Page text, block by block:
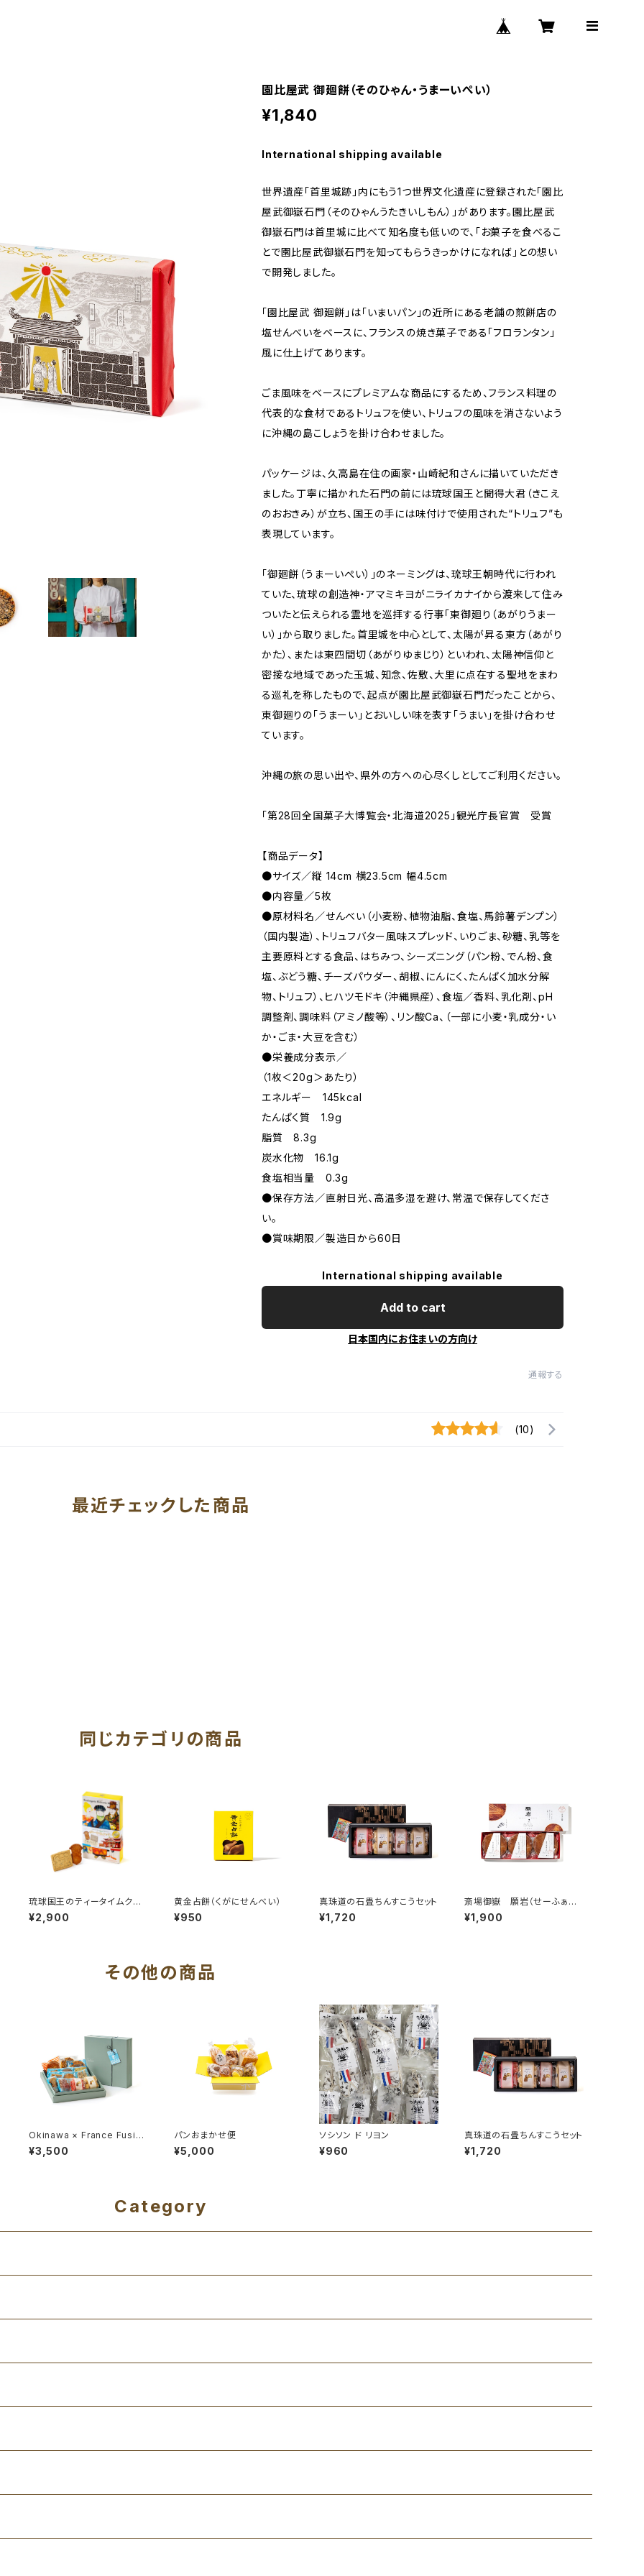
園比屋武 御廻餅（そのひゃん・うまーいぺい）
¥1,840
International shipping available
世界遺産「首里城跡」内にもう1つ世界文化遺産に登録された「園比
屋武御嶽石門（そのひゃんうたきいしもん）」があります。園比屋武
御嶽石門は首里城に比べて知名度も低いので、「お菓子を食べるこ
とで園比屋武御嶽石門を知ってもらうきっかけになれば」との想い
で開発しました。
「園比屋武 御廻餅」は「いまいパン」の近所にある老舗の煎餅店の
塩せんべいをベースに、フランスの焼き菓子である「フロランタン」
風に仕上げてあります。
ごま風味をベースにプレミアムな商品にするため、フランス料理の
代表的な食材であるトリュフを使い、トリュフの風味を消さないよう
に沖縄の島こしょうを掛け合わせました。
パッケージは、久高島在住の画家・山崎紀和さんに描いていただき
ました。丁寧に描かれた石門の前には琉球国王と聞得大君（きこえ
のおおきみ）が立ち、国王の手には味付けで使用された“トリュフ”も
表現しています。
「御廻餅（うまーいぺい）」のネーミングは、琉球王朝時代に行われ
ていた、琉球の創造神・アマミキヨがニライカナイから渡来して住み
ついたと伝えられる霊地を巡拝する行事「東御廻り（あがりうまー
い）」から取りました。首里城を中心として、太陽が昇る東方（あがり
かた）、または東四間切（あがりゆまじり）といわれ、太陽神信仰と
密接な地域であった玉城、知念、佐敷、大里に点在する聖地をまわ
る巡礼を称したもので、起点が園比屋武御嶽石門だったことから、
東御廻りの「うまーい」とおいしい味を表す「うまい」を掛け合わせ
ています。
沖縄の旅の思い出や、県外の方への心尽くしとしてご利用ください。
「第28回全国菓子大博覧会・北海道2025」観光庁長官賞 受賞
【商品データ】
●サイズ／縦 14cm 横23.5cm 幅4.5cm
●内容量／5枚
●原材料名／せんべい（小麦粉、植物油脂、食塩、馬鈴薯デンプン）
（国内製造）、トリュフバター風味スプレッド、いりごま、砂糖、乳等を
主要原料とする食品、はちみつ、シーズニング（パン粉、でん粉、食
塩、ぶどう糖、チーズパウダー、胡椒、にんにく、たんぱく加水分解
物、トリュフ）、ヒハツモドキ（沖縄県産）、食塩／香料、乳化剤、pH
調整剤、調味料（アミノ酸等）、リン酸Ca、（一部に小麦・乳成分・い
か・ごま・大豆を含む）
●栄養成分表示／
（1枚＜20g＞あたり）
エネルギー 145kcal
たんぱく質 1.9g
脂質 8.3g
炭水化物 16.1g
食塩相当量 0.3g
●保存方法／直射日光、高温多湿を避け、常温で保存してくださ
い。
●賞味期限／製造日から60日
International shipping available
Add to cart
日本国内にお住まいの方向け
通報する
(10)
最近チェックした商品
同じカテゴリの商品
琉球国王のティータイムクッ
キー
¥2,900
黄金占餅（くがにせんべい）
¥950
真珠道の石畳ちんすこうセット
¥1,720
斎場御嶽 願岩（せーふぁう
たき うがん）
¥1,900
その他の商品
Okinawa × France Fusion
Collection c
¥3,500
パンおまかせ便
¥5,000
ソシソン ド リヨン
¥960
真珠道の石畳ちんすこうセット
¥1,720
Category